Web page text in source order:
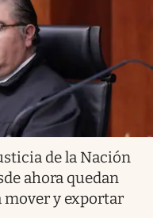
de la Nación
ahora quedan
mover y exportar